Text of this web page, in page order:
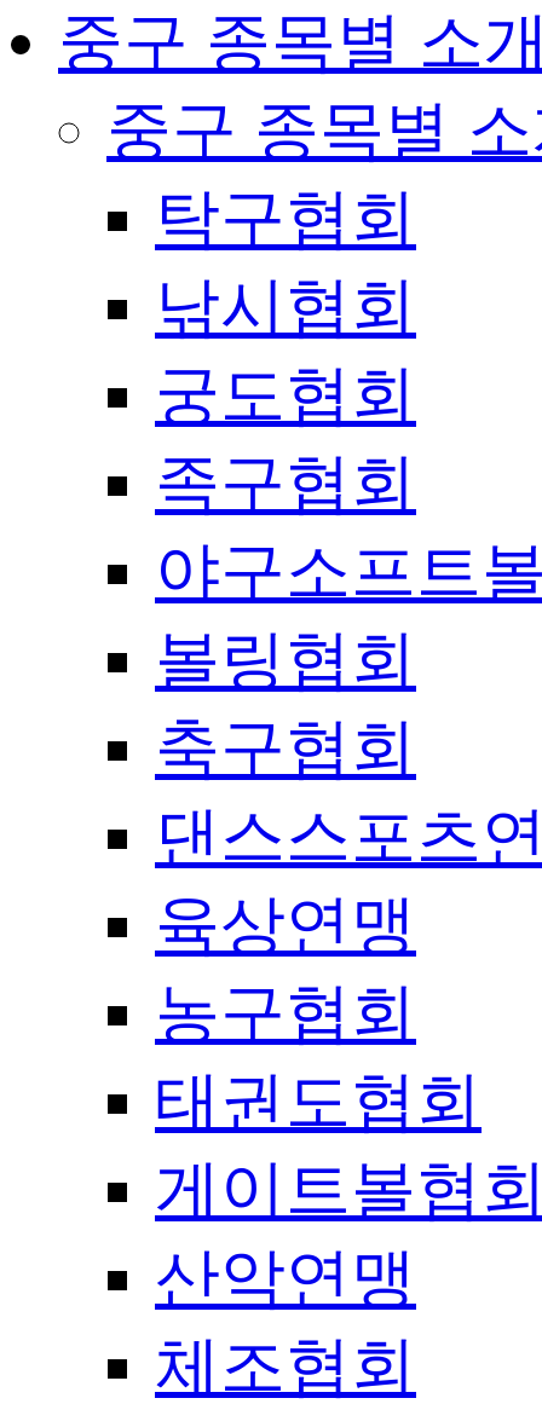
중구 종목별 소
중구 종목별
탁구협회
낚시협회
궁도협회
족구협회
야구소프트
볼링협회
축구협회
댄스스포츠
육상연맹
농구협회
태권도협회
게이트볼협
산악연맹
체조협회